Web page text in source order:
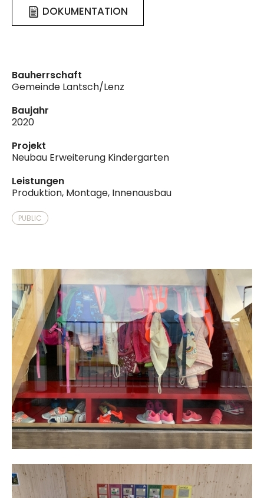
Bauherrschaft
Gemeinde Lantsch/Lenz
Baujahr
2020
Projekt
Neubau Erweiterung Kindergarten
Leistungen
Produktion, Montage, Innenausbau
PUBLIC
DOKUMENTATION